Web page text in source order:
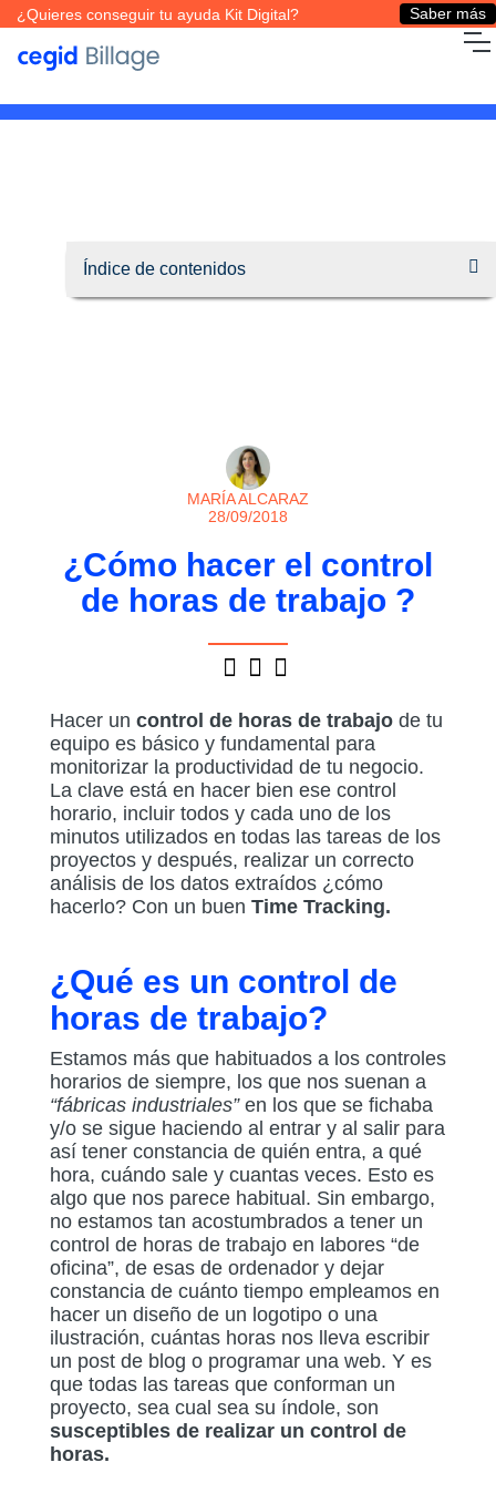
¿Quieres conseguir tu ayuda Kit Digital? Saber más
MARÍA ALCARAZ
28/09/2018
¿Cómo hacer el control
de horas de trabajo ?
Hacer un control de horas de trabajo de tu
equipo es básico y fundamental para
monitorizar la productividad de tu negocio.
La clave está en hacer bien ese control
horario, incluir todos y cada uno de los
minutos utilizados en todas las tareas de los
proyectos y después, realizar un correcto
análisis de los datos extraídos ¿cómo
hacerlo? Con un buen Time Tracking.
¿Qué es un control de
horas de trabajo?
Estamos más que habituados a los controles
horarios de siempre, los que nos suenan a
“fábricas industriales” en los que se fichaba
y/o se sigue haciendo al entrar y al salir para
así tener constancia de quién entra, a qué
hora, cuándo sale y cuantas veces. Esto es
algo que nos parece habitual. Sin embargo,
no estamos tan acostumbrados a tener un
control de horas de trabajo en labores “de
oficina”, de esas de ordenador y dejar
constancia de cuánto tiempo empleamos en
hacer un diseño de un logotipo o una
ilustración, cuántas horas nos lleva escribir
un post de blog o programar una web. Y es
que todas las tareas que conforman un
proyecto, sea cual sea su índole, son
susceptibles de realizar un control de
horas.